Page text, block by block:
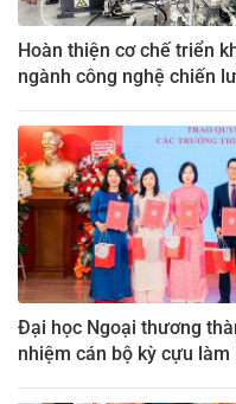
Hoàn thiện cơ chế triển
ngành công nghệ chiến
Đại học Ngoại thương
nhiệm cán bộ kỳ cựu